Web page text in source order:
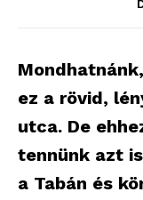
ez a rövid,
utca. De
tennünk azt
a Tabán és